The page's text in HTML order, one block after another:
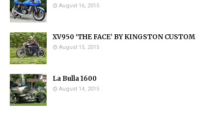
August 16, 2015
XV950 ‘THE FACE’ BY KINGSTON CUSTOM
August 15, 2015
La Bulla 1600
August 14, 2015